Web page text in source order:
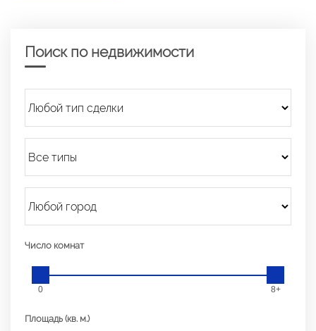
Поиск по недвижимости
Число комнат
0 8+
Площадь (кв. м.)